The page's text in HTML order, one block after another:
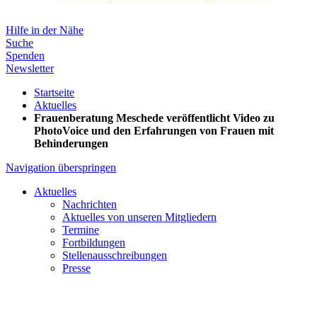
Hilfe in der Nähe
Suche
Spenden
Newsletter
Startseite
Aktuelles
Frauenberatung Meschede veröffentlicht Video zu
PhotoVoice und den Erfahrungen von Frauen mit
Behinderungen
Navigation überspringen
Aktuelles
Nachrichten
Aktuelles von unseren Mitgliedern
Termine
Fortbildungen
Stellenausschreibungen
Presse